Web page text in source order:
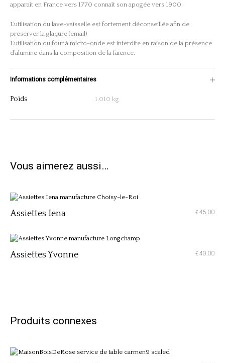
apparaît en France vers 1770 connaît son apogée vers 1900.
L’utilisation du lave-vaisselle est fortement déconseillée afin de
préserver la glaçure (émail)
L’utilisation du four à micro-onde est interdite en raison de la présence
d’alumine dans la composition de la faïence.
Informations complémentaires
Poids 1.010 kg
Vous aimerez aussi…
Assiettes Iena €45.00
Assiettes Yvonne €40.00
Produits connexes